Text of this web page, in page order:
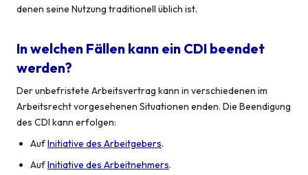
denen seine Nutzung traditionell üblich ist.
In welchen Fällen kann ein CDI beendet
werden?
Der unbefristete Arbeitsvertrag kann in verschiedenen im
Arbeitsrecht vorgesehenen Situationen enden. Die Beendigung
des CDI kann erfolgen:
AufInitiative des Arbeitgebers.
AufInitiative des Arbeitnehmers.